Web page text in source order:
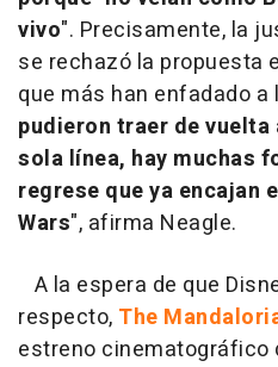
vivo". Precisamente, la
se rechazó la propuesta
que más han enfadado a
pudieron traer de vuelta
sola línea, hay muchas
regrese que ya encajan
Wars", afirma Neagle.
A la espera de que
respecto, The
estreno cinematográfico